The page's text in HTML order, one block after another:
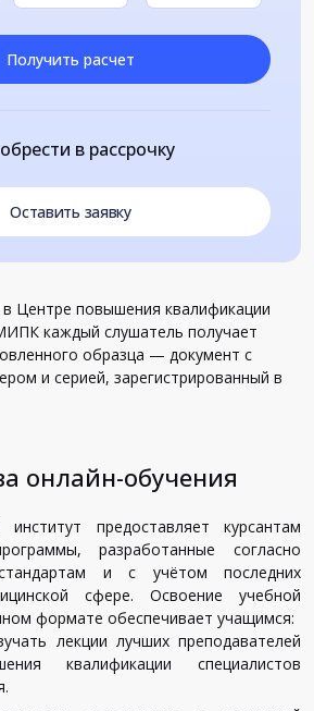
Получить расчет
в рассрочку
Оставить заявку
Центре повышения квалификации
каждый слушатель получает
образца — документ с
и серией, зарегистрированный в
онлайн-обучения
институт предоставляет курсантам
разработанные согласно
и с учётом последних
сфере. Освоение учебной
формате обеспечивает учащимся:
лекции лучших преподавателей
квалификации специалистов